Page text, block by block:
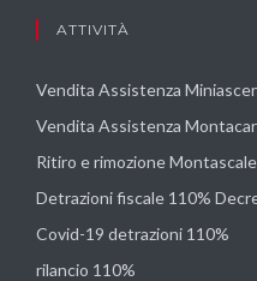
ATTIVITÀ
Vendita Assistenza
Vendita Assistenza
Ritiro e rimozione
Detrazioni fiscale 110%
Covid-19 detrazioni 110%
rilancio 110%